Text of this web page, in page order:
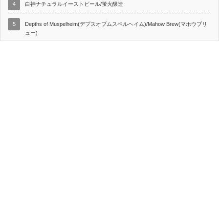
4 白神ナチュラルイーストビール/蛍火醸造
5
Depths of Muspelheim(デプスオブムスペルヘイム)/Mahow Brew(マホウブリ
ュー)